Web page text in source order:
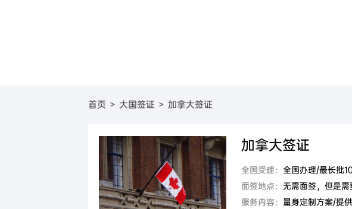
格林纳达 格林纳达投资移民
美国 美国EB-5投资移民
加拿大 加拿大联邦创业投资移民 加拿大萨省
澳大利亚 澳洲188B投资者签证项目 澳洲188A
日本 日本经营管理签证
新加坡
加拿大
加拿大BC省雇
加拿大联邦自雇
澳大利亚 澳洲190州政
新西兰
新西兰技术移
西班牙购房移民
首页 > 大国签证 > 加拿大签证
加拿大签证
全国受理：全国办理/最长批
面签地点： 无需面签，但是
服务内容：量身定制方案/提